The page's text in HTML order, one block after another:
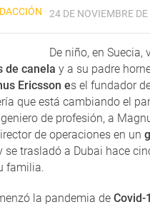
24 DE NOVIEMBRE
De niño, en Suecia,
de canela y a su padre
Ericsson es el fundador
que está cambiando el
de profesión, a
de operaciones en un
se trasladó a Dubai hace
familia.
la pandemia de Covid-